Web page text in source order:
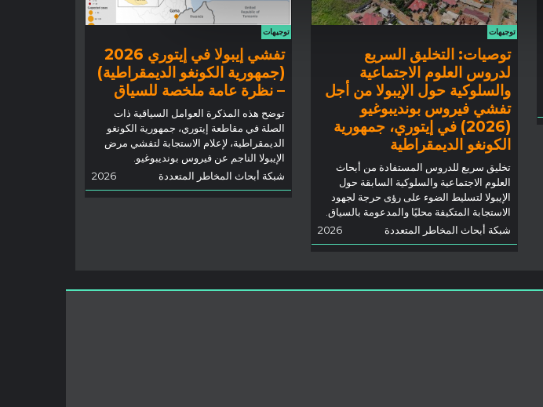
توجيهات
توصيات: التخليق السريع
لدروس العلوم الاجتماعية
والسلوكية حول الإيبولا من أجل
تفشي فيروس بونديبوغيو
(2026) في إيتوري، جمهورية
الكونغو الديمقراطية
تخليق سريع للدروس المستفادة من أبحاث
العلوم الاجتماعية والسلوكية السابقة حول
الإيبولا لتسليط الضوء على رؤى حرجة لجهود
الاستجابة المتكيفة محليًا والمدعومة بالسياق.
شبكة أبحاث المخاطر المتعددة
2026
توجيهات
تفشي إيبولا في إيتوري 2026
(جمهورية الكونغو الديمقراطية)
– نظرة عامة ملخصة للسياق
توضح هذه المذكرة العوامل السياقية ذات
الصلة في مقاطعة إيتوري، جمهورية الكونغو
الديمقراطية، لإعلام الاستجابة لتفشي مرض
الإيبولا الناجم عن فيروس بونديبوغيو.
شبكة أبحاث المخاطر المتعددة
2026